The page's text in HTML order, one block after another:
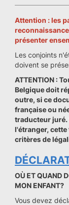
Attention : les
présenter
Les conjoints
doivent se
ATTENTION :
Belgique doit
outre, si ce
française ou
traducteur juré.
l'étranger,
critères de
OÙ ET QUAND
MON ENFANT?
Vous devez